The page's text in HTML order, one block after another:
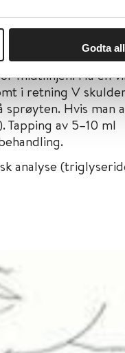
Godta
dersom tid
venflonen inn
midtlinjen. Ha en
i retning V
Hvis man
av 5–10 ml
analyse